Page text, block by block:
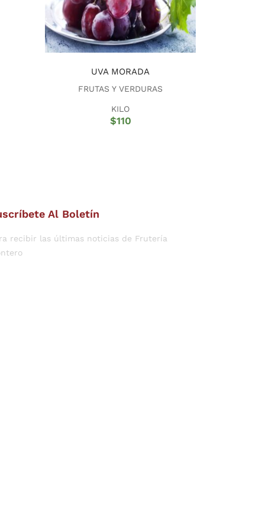
UVA MORADA
FRUTAS Y VERDURAS
KILO
$110
Al Boletín
recibir las últimas noticias de Frutería